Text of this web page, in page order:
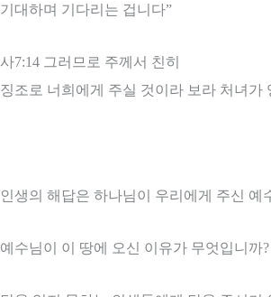
기대하며 기다리는 겁니다”
사7:14 그러므로 주께서 친히
징조로 너희에게 주실 것이라 보라 처녀
인생의 해답은 하나님이 우리에게 주신 예
예수님이 이 땅에 오신 이유가 무엇입니까?